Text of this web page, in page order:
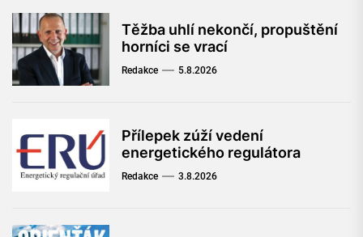
Těžba uhlí nekončí, propuštění
horníci se vrací
Redakce 5.8.2026
Přílepek zúží vedení
energetického regulátora
Redakce 3.8.2026